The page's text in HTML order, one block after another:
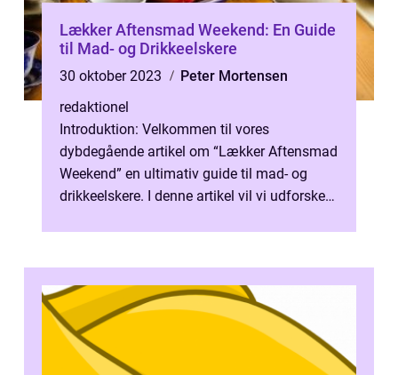
Lækker Aftensmad Weekend: En Guide
til Mad- og Drikkeelskere
30 oktober 2023
Peter Mortensen
redaktionel
Introduktion: Velkommen til vores
dybdegående artikel om “Lækker Aftensmad
Weekend” en ultimativ guide til mad- og
drikkeelskere. I denne artikel vil vi udforske